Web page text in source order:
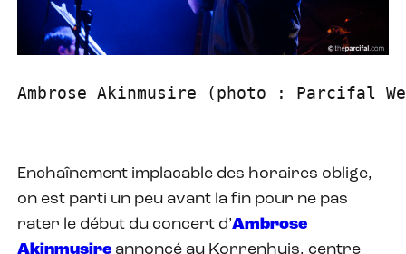
Ambrose Akinmusire (photo : Parcifal
Enchaînement implacable des horaires oblige,
on est parti un peu avant la fin pour ne pas
rater le début du concert d’Ambrose
Akinmusire annoncé au Korrenhuis, centre